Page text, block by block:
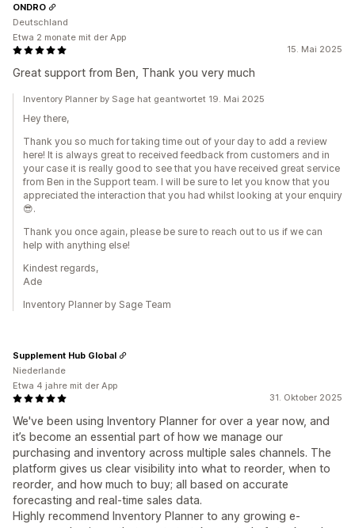
15. Mai 2025
Great support from Ben, Thank you very much
ONDRO
Deutschland
Etwa 2 monate mit der App
Inventory Planner by Sage hat geantwortet 19. Mai 2025
Hey there,
Thank you so much for taking time out of your day to add a review
here! It is always great to received feedback from customers and in
your case it is really good to see that you have received great service
from Ben in the Support team. I will be sure to let you know that you
appreciated the interaction that you had whilst looking at your enquiry
😎.
Thank you once again, please be sure to reach out to us if we can
help with anything else!
Kindest regards,
Ade
Inventory Planner by Sage Team
31. Oktober 2025
We've been using Inventory Planner for over a year now, and
it’s become an essential part of how we manage our
purchasing and inventory across multiple sales channels. The
platform gives us clear visibility into what to reorder, when to
reorder, and how much to buy; all based on accurate
forecasting and real-time sales data.
Highly recommend Inventory Planner to any growing e-
Supplement Hub Global
Niederlande
Etwa 4 jahre mit der App